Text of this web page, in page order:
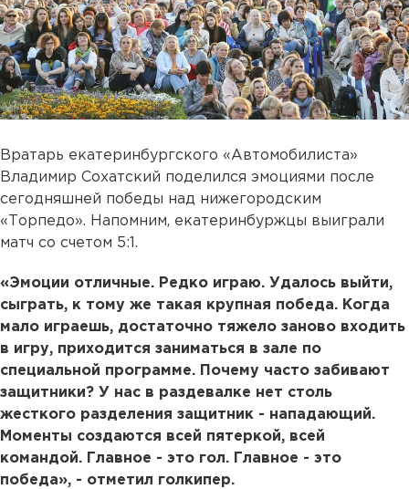
Вратарь екатеринбургского «Автомобилиста»
Владимир Сохатский поделился эмоциями после
сегодняшней победы над нижегородским
«Торпедо». Напомним, екатеринбуржцы выиграли
матч со счетом 5:1.
«Эмоции отличные. Редко играю. Удалось выйти,
сыграть, к тому же такая крупная победа. Когда
мало играешь, достаточно тяжело заново входить
в игру, приходится заниматься в зале по
специальной программе. Почему часто забивают
защитники? У нас в раздевалке нет столь
жесткого разделения защитник - нападающий.
Моменты создаются всей пятеркой, всей
командой. Главное - это гол. Главное - это
победа», - отметил голкипер.